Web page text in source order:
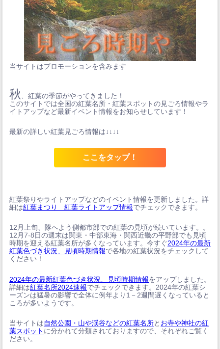
当サイトはプロモーションを含みます
秋
、紅葉の季節がやってきました！
このサイトでは全国の紅葉名所・紅葉スポットの見ごろ情報やラ
イトアップなど最新イベント情報をお知らせしています！
最新の詳しい紅葉見ごろ情報は↓↓↓↓
ここをタップ！
紅葉祭りやライトアップなどのイベント情報を更新しました。詳
細は紅葉まつり 紅葉ライトアップ情報でチェックできます。
12月上旬、隊へよう側都市部での紅葉の見頃が続いています。。
12月7-8日の週末は関東・中部東海・関西近畿の平野部でも見頃
時期を迎える紅葉名所が多くなっています。今すぐ2024年の最新
紅葉色づき状況、見頃時期情報で各地の紅葉状況をチェックして
ください！
2024年の最新紅葉色づき状況、見頃時期情報をアップしました。
詳細は紅葉名所2024速報でチェックできます。2024年の紅葉シ
ーズンは猛暑の影響で全体に例年より1－2週間遅くなっていると
ころが多いようです。
当サイトは自然公園・山や渓谷などの紅葉名所と お寺や神社の紅
葉スポット に分かれて分類されておりますので、それぞれご覧く
ださい。